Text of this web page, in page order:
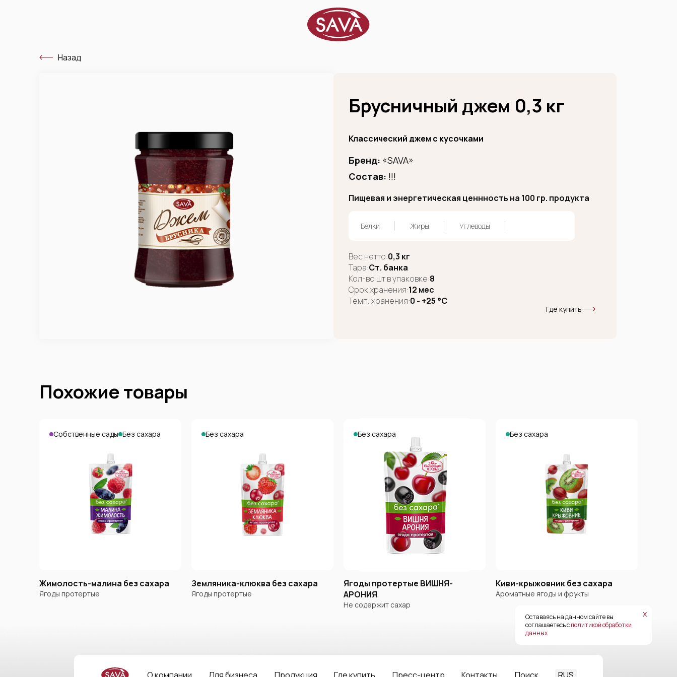
Назад
Брусничный джем 0,3 кг
Классический джем с кусочками
Бренд: «SAVA»
Состав: !!!
Пищевая и энергетическая ценнность на 100 гр. продукта
Белки Жиры Углеводы
Вес нетто:0,3 кг
Тара:Ст. банка
Кол-во шт в упаковке:8
Срок хранения:12 мес
Темп. хранения:0 - +25 °C
Где купить
Похожие товары
Собственные сады Без сахара
Жимолость-малина без сахара
Ягоды протертые
Без сахара
Земляника-клюква без сахара
Ягоды протертые
Без сахара
Ягоды протертые ВИШНЯ-
АРОНИЯ
Не содержит сахар
Без сахара
Киви-крыжовник без сахара
Ароматные ягоды и фрукты
RUS
Оставаясь на данном сайте вы
соглашаетесь сполитикой обработки
данных
х